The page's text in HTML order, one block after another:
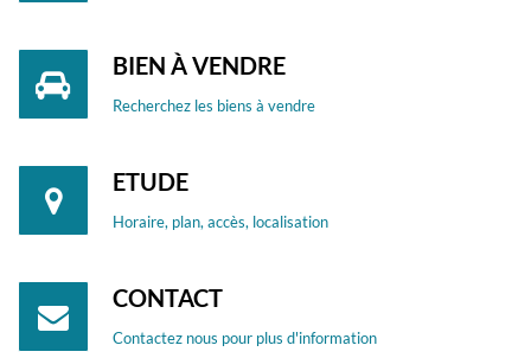
BIEN À VENDRE
Recherchez les biens à vendre
ETUDE
Horaire, plan, accès, localisation
CONTACT
Contactez nous pour plus d'information